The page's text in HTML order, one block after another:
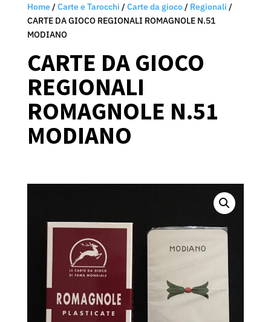
Home/Carte e Tarocchi /Carte da gioco/ Regionali /
CARTE DA GIOCO REGIONALI ROMAGNOLE N.51
MODIANO
CARTE DA GIOCO
REGIONALI
ROMAGNOLE N.51
MODIANO